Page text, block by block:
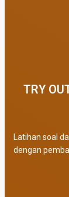
TRY
Latihan soal
dengan